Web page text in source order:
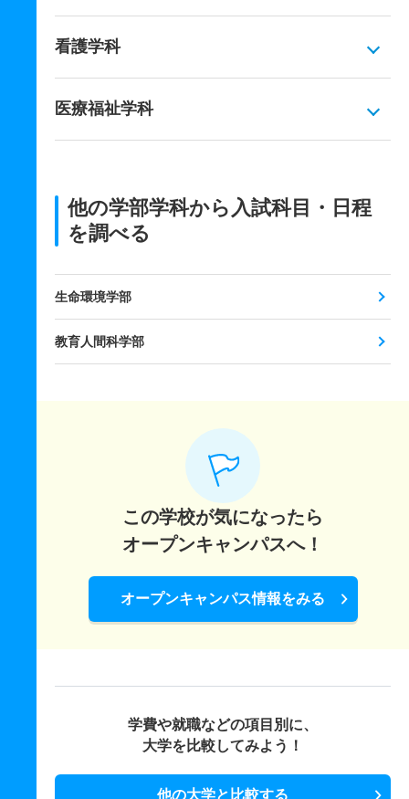
看護学科
医療福祉学科
他の学部学科から入試科目・日程
を調べる
生命環境学部
教育人間科学部
この学校が気になったら
オープンキャンパスへ！
オープンキャンパス情報をみる
学費や就職などの項目別に、
大学を比較してみよう！
他の大学と比較する